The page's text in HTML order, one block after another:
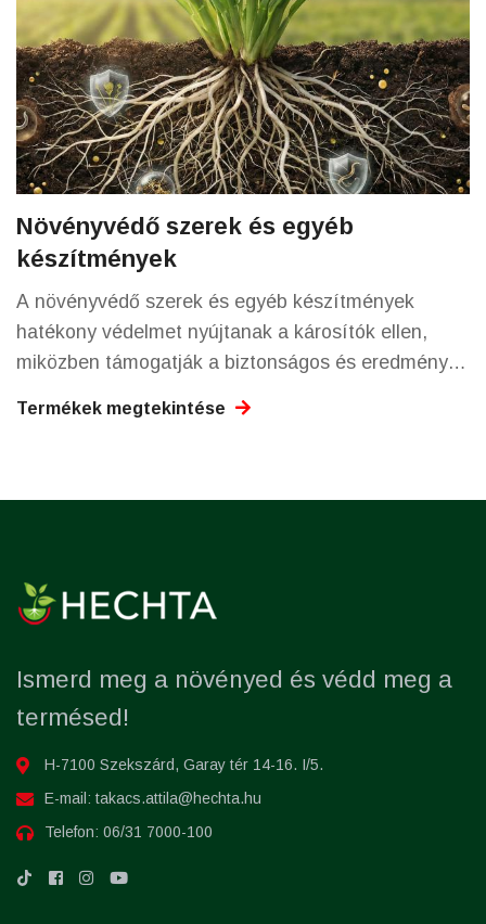
Növényvédő szerek és egyéb
készítmények
A növényvédő szerek és egyéb készítmények
hatékony védelmet nyújtanak a károsítók ellen,
miközben támogatják a biztonságos és eredményes
Termékek megtekintése
Ismerd meg a növényed és védd meg a
termésed!
H-7100 Szekszárd, Garay tér 14-16. I/5.
E-mail: takacs.attila@hechta.hu
Telefon: 06/31 7000-100